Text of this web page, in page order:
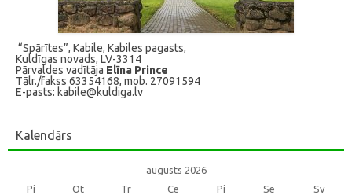
“Spārītes”, Kabile, Kabiles pagasts,
Kuldīgas novads, LV-3314
Pārvaldes vadītāja Elīna Prince
Tālr./fakss 63354168, mob. 27091594
E-pasts: kabile@kuldiga.lv
Kalendārs
augusts 2026
Pi
Ot Tr Ce Pi Se
Sv